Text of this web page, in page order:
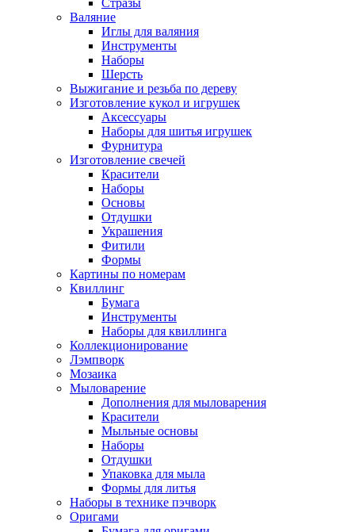
Стразы
Валяние
Иглы для валяния
Инструменты
Наборы
Шерсть
Выжигание и резьба по дереву
Изготовление кукол и игрушек
Аксессуары
Наборы для шитья игрушек
Фурнитура
Изготовление свечей
Красители
Наборы
Основы
Отдушки
Украшения
Фитили
Формы
Картины по номерам
Квиллинг
Бумага
Инструменты
Наборы для квиллинга
Коллекционирование
Лэмпворк
Мозаика
Мыловарение
Дополнения для мыловарения
Красители
Мыльные основы
Наборы
Отдушки
Упаковка для мыла
Формы для литья
Наборы в технике пэчворк
Оригами